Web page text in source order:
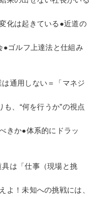
ー公認の“マネジメ
は起きている●近道の
ルフ上達法と仕組み
用しない＝「マネジ
“何を行うか”の視点
か●体系的にドラッ
は「仕事（現場と挑
！未知への挑戦には、